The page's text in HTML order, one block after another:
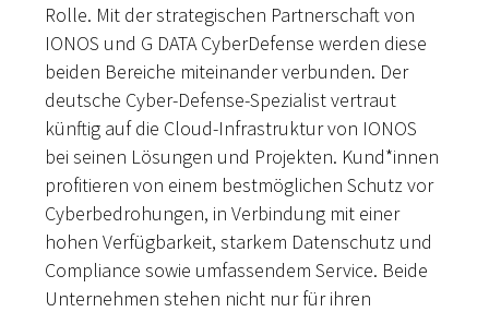
Rolle. Mit der strategischen Partnerschaft von
IONOS und G DATA CyberDefense werden diese
beiden Bereiche miteinander verbunden. Der
deutsche Cyber-Defense-Spezialist vertraut
künftig auf die Cloud-Infrastruktur von IONOS
bei seinen Lösungen und Projekten. Kund*innen
profitieren von einem bestmöglichen Schutz vor
Cyberbedrohungen, in Verbindung mit einer
hohen Verfügbarkeit, starkem Datenschutz und
Compliance sowie umfassendem Service. Beide
Unternehmen stehen nicht nur für ihren